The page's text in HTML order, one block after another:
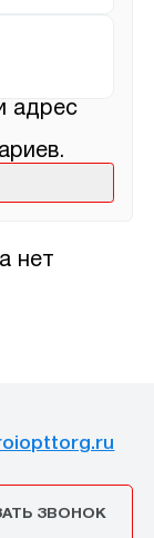
нет
адрес
ЗВОНОК